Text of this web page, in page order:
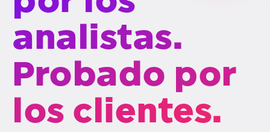
analistas.
Probado por
los clientes.